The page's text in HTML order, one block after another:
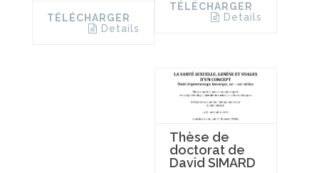
TÉLÉCHARGER
Details
TÉLÉCHARGER
Details
Thèse de
doctorat de
David SIMARD